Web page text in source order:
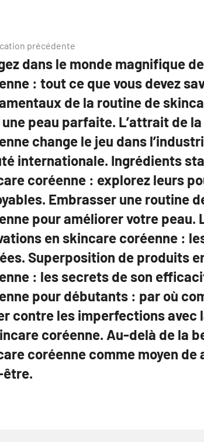
précédente
dans le monde magnifique
: tout ce que vous devez
de la routine de
peau parfaite. L’attrait de
change le jeu dans
internationale. Ingrédients
coréenne : explorez leurs
Embrasser une routine
pour améliorer votre peau.
en skincare coréenne :
Superposition de produits
: les secrets de son
pour débutants : par où
contre les imperfections avec
coréenne. Au-delà de la
coréenne comme moyen de